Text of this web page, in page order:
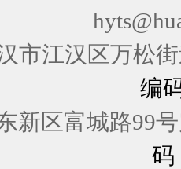
市江汉区万松
编
东新区富
码